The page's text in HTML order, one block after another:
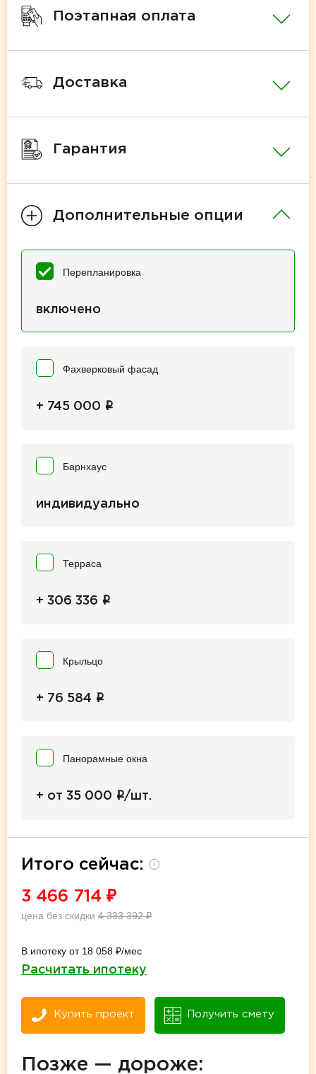
Поэтапная оплата
Доставка
Гарантия
Дополнительные опции
Перепланировка
включено
Фахверковый фасад
+ 745 000 i
Барнхаус
индивидуально
Терраса
+ 306 336 i
Крыльцо
+ 76 584 i
Панорамные окна
+ от 35 000 i/шт.
Итого сейчас: i
3 466 714 ₽
цена без скидки 4 333 392₽
В ипотеку от 18 058 ₽/мес
Расчитать ипотеку
Купить проект Получить смету
Позже — дороже: